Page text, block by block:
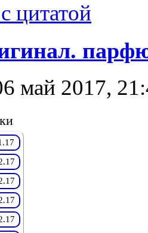
цитатой
май 2017,